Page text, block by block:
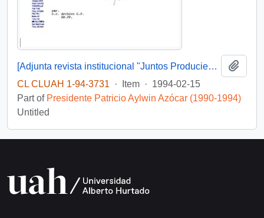
[Adjunta revista institucional "Juntos Produciendo agua en el desierto"]
CL CLUAH 1-94-3731
· Item · 1994-02-15
Part of Presidente Patricio Aylwin Azócar (1990-1994)
Untitled